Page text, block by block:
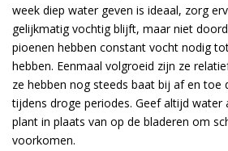
week diep water geven is ideaal, zorg
gelijkmatig vochtig blijft, maar niet
pioenen hebben constant vocht nodig
hebben. Eenmaal volgroeid zijn ze
ze hebben nog steeds baat bij af en toe
tijdens droge periodes. Geef altijd water
plant in plaats van op de bladeren om
voorkomen.